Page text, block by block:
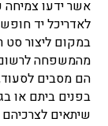
אשר ידעו צמיחה
לאדריכל יד
במקום ליצור סט
מהמשפחה לרשום,
הם מסבים
בפנים ביתם או
שיתאים